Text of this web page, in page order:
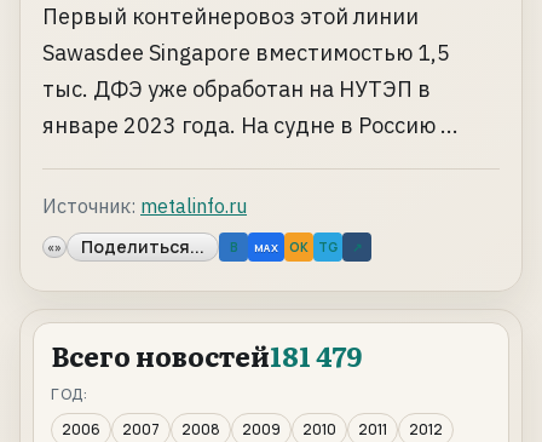
Первый контейнеровоз этой линии
Sawasdee Singapore вместимостью 1,5
тыс. ДФЭ уже обработан на НУТЭП в
январе 2023 года. На судне в Россию ...
Источник: metalinfo.ru
«» Поделиться... B MAX OK TG ↗
Всего новостей181 479
ГОД:
2006
2007 2008 2009 2010 2011
2012